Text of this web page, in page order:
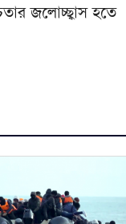
জলোচ্ছ্বাস হতে